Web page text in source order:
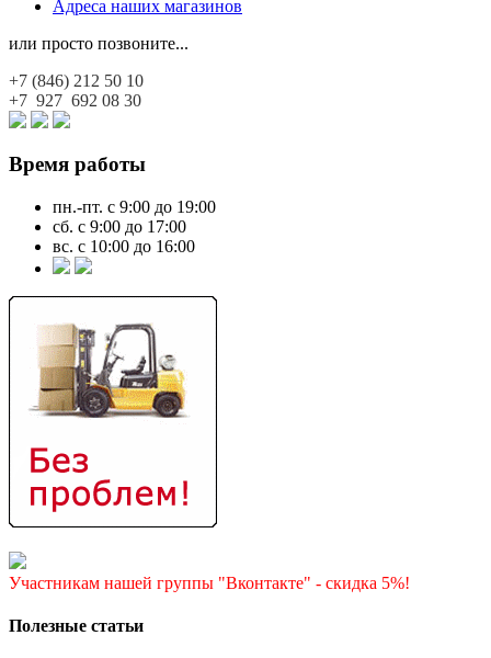
Адреса наших магазинов
или просто позвоните...
+7 (846) 212 50 10
+7 927 692 08 30
Время работы
пн.-пт. с 9:00 до 19:00
сб. с 9:00 до 17:00
вс. с 10:00 до 16:00
Участникам нашей группы "Вконтакте" - скидка 5%!
Полезные статьи